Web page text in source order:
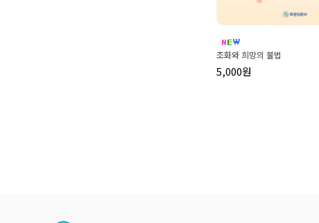
조화와 희망의 불법
5,000원